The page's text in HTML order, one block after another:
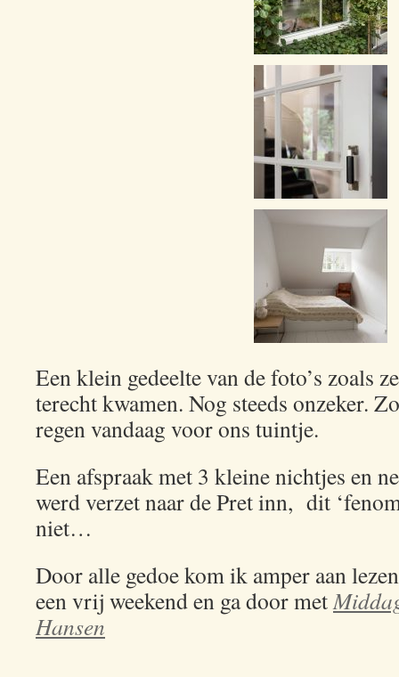
Een klein gedeelte van de foto’s zoals
terecht kwamen. Nog steeds onzeker.
regen vandaag voor ons tuintje.
Een afspraak met 3 kleine nichtjes en
werd verzet naar de Pret inn, dit
niet…
Door alle gedoe kom ik amper aan
een vrij weekend en ga door met
Hansen